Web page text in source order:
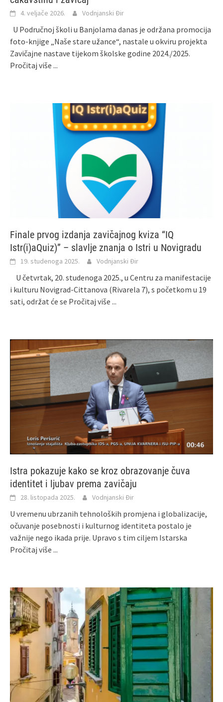
4. veljače 2026. Vodnjanski Đir
U Područnoj školi u Banjolama danas je održana promocija
foto-knjige „Naše stare užance“, nastale u okviru projekta
Zavičajne nastave tijekom školske godine 2024./2025.
Pročitaj više ...
Finale prvog izdanja zavičajnog kviza “IQ
Istr(i)aQuiz)” – slavlje znanja o Istri u Novigradu
19. studenoga 2025. Vodnjanski Đir
U četvrtak, 20. studenoga 2025., u Centru za manifestacije
i kulturu Novigrad-Cittanova (Rivarela 7), s početkom u 19
sati, održat će se Pročitaj više ...
Istra pokazuje kako se kroz obrazovanje čuva
identitet i ljubav prema zavičaju
28. listopada 2025. Vodnjanski Đir
U vremenu ubrzanih tehnoloških promjena i globalizacije,
očuvanje posebnosti i kulturnog identiteta postalo je
važnije nego ikada prije. Upravo s tim ciljem Istarska
Pročitaj više ...